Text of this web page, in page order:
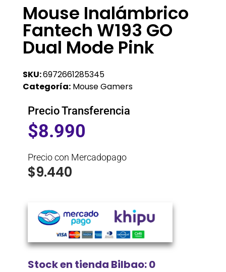
Mouse Inalámbrico
Fantech W193 GO
Dual Mode Pink
SKU:6972661285345
Categoría: Mouse Gamers
Precio Transferencia
$8.990
Precio con Mercadopago
$9.440
Stock en tienda Bilbao: 0